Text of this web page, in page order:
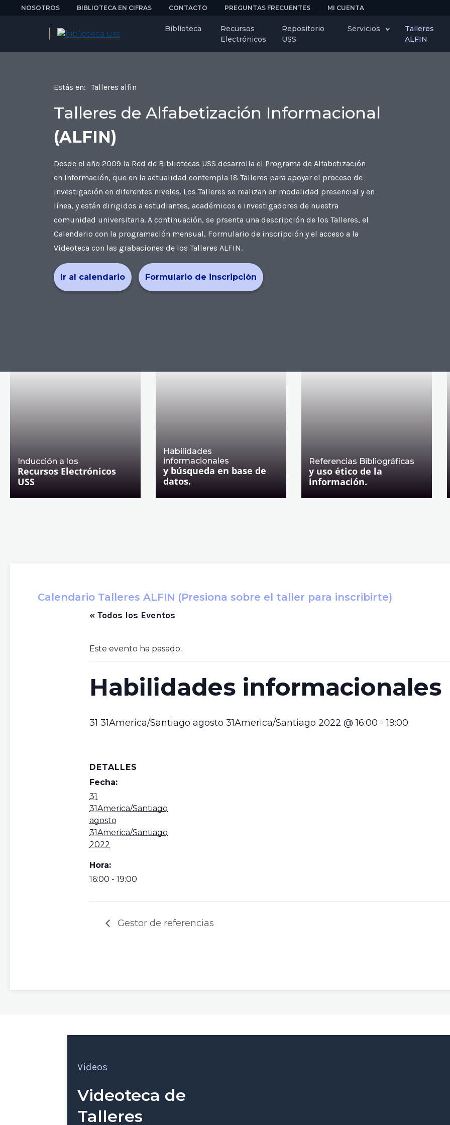
NOSOTROS BIBLIOTECA EN CIFRAS CONTACTO PREGUNTAS FRECUENTES MI CUENTA
Biblioteca
Recursos
Electrónicos
Repositorio
USS
Servicios
Talleres
ALFIN
Estás en: Talleres alfin
Talleres de Alfabetización Informacional
(ALFIN)
Desde el año 2009 la Red de Bibliotecas USS desarrolla el Programa de Alfabetización
en Información, que en la actualidad contempla 18 Talleres para apoyar el proceso de
investigación en diferentes niveles. Los Talleres se realizan en modalidad presencial y en
línea, y están dirigidos a estudiantes, académicos e investigadores de nuestra
comunidad universitaria. A continuación, se prsenta una descripción de los Talleres, el
Calendario con la programación mensual, Formulario de inscripción y el acceso a la
Videoteca con las grabaciones de los Talleres ALFIN.
Ir al calendario Formulario de inscripción
Inducción a los
Recursos Electrónicos
USS
Habilidades
informacionales
y búsqueda en base de
datos.
Referencias Bibliográficas
y uso ético de la
información.
Calendario Talleres ALFIN (Presiona sobre el taller para inscribirte)
« Todos los Eventos
Este evento ha pasado.
Habilidades informacionales
31 31America/Santiago agosto 31America/Santiago 2022 @ 16:00 -19:00
DETALLES
Fecha:
31
31America/Santiago
agosto
31America/Santiago
2022
Hora:
16:00 - 19:00
Gestor de referencias
Videos
Videoteca de
Talleres